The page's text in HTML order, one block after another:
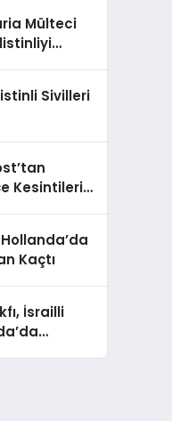
Mülteci
Sivilleri
Kesintileri
Kaçtı
İsrailli